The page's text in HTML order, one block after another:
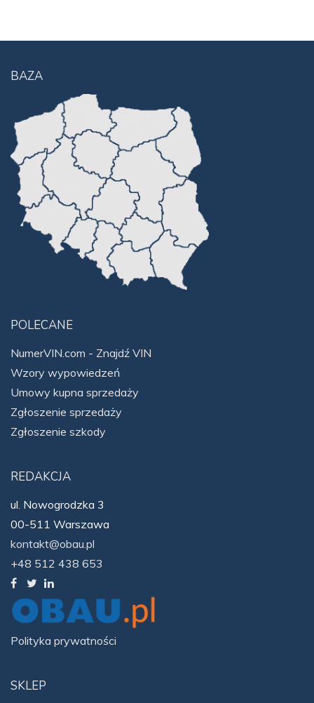
SKLEP
BAZA
POLECANE
NumerVIN.com - Znajdź VIN
Wzory wypowiedzeń
Umowy kupna sprzedaży
Zgłoszenie sprzedaży
Zgłoszenie szkody
REDAKCJA
ul. Nowogrodzka 3
00-511 Warszawa
kontakt@obau.pl
+48 512 438 653
Polityka prywatności